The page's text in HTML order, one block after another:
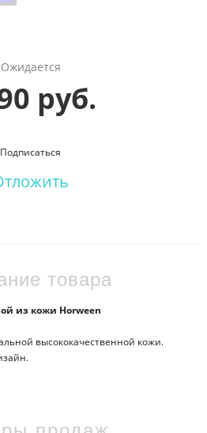
Ожидается
руб.
Подписаться
товара
из кожи Horween
высококачественной кожи.